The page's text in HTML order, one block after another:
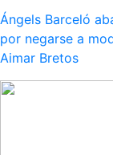
Ángels Barceló
por negarse a
Aimar Bretos